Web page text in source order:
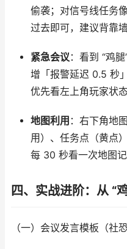
偷袭；对信号线任务
过去即可，建议背靠
紧急会议：看到 “鸡
增「报警延迟 0.5 秒
优先看左上角玩家状
地图利用 ：右下角地
用）、任务点（黄点
每 30 秒看一次地图记
四、实战进阶：从 “
（一）会议发言模板（社